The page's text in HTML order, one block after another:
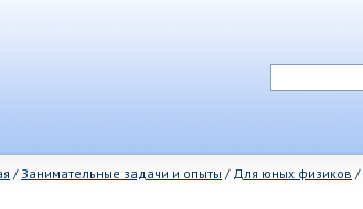
/ Занимательные задачи и опыты / Для юных физиков /